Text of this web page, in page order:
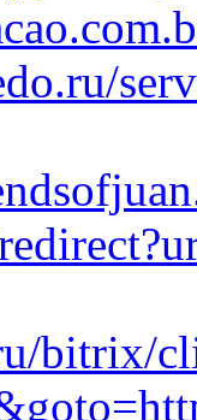
bitrix/